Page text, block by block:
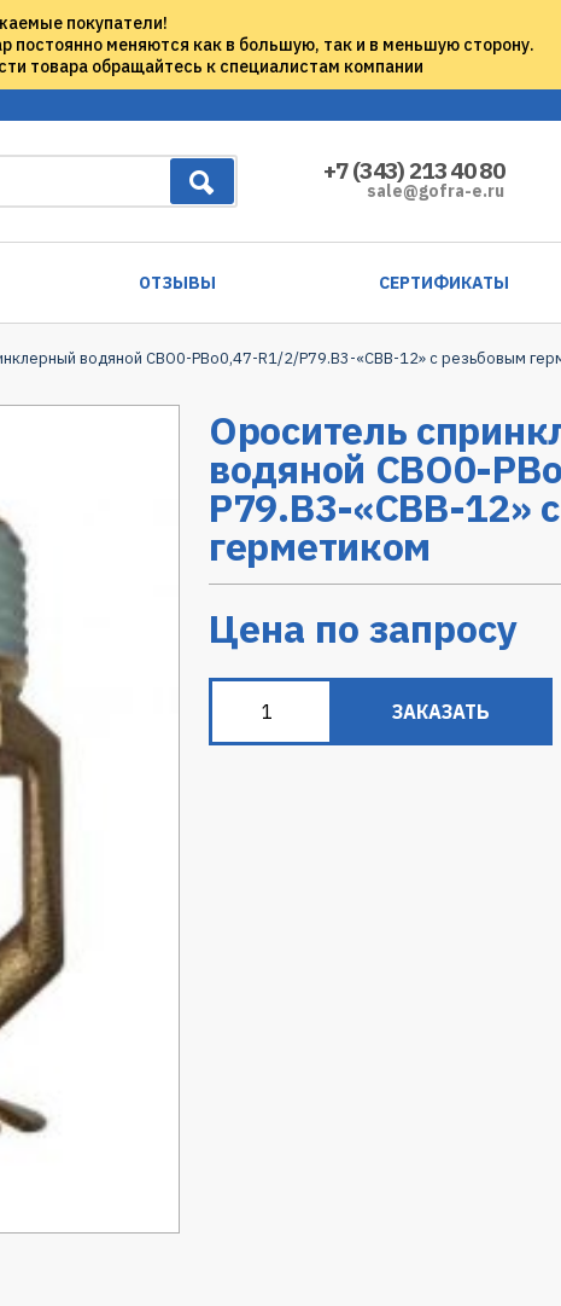
покупатели!
постоянно меняются как в большую, так и в меньшую сторону.
товара обращайтесь к специалистам компании
+7 (343) 213 40 80
sale@gofra-e.ru
ОТЗЫВЫ СЕРТИФИКАТЫ
водяной СВО0-РВо0,47-R1/2/Р79.В3-«СВВ-12» с резьбовым
Ороситель
водяной СВО0-
Р79.В3-«СВВ-12»
герметиком
Цена по запросу
ЗАКАЗАТЬ